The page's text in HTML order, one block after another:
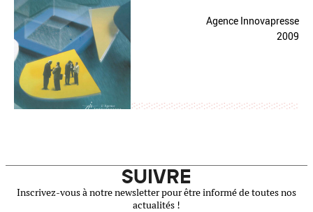
Agence Innovapresse
2009
SUIVRE
Inscrivez-vous à notre newsletter pour être informé de toutes nos
actualités !